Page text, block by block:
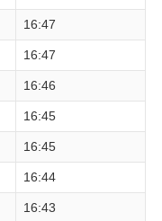
16:47
16:47
16:46
16:45
16:45
16:44
16:43